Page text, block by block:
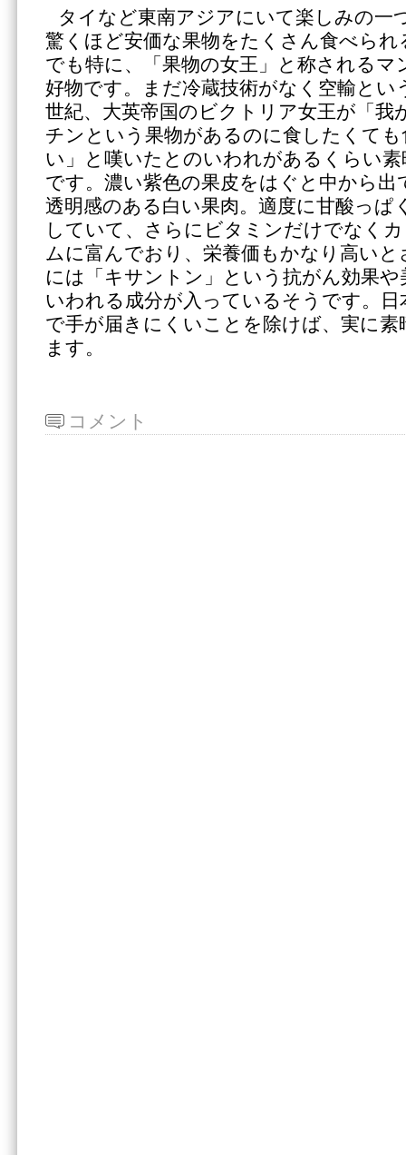
タイなど東南アジアにいて楽しみの一
驚くほど安価な果物をたくさん食べら
でも特に、「果物の女王」と称されるマ
好物です。まだ冷蔵技術がなく空輸とい
世紀、大英帝国のビクトリア女王が「我
チンという果物があるのに食したくて
い」と嘆いたとのいわれがあるくらい
です。濃い紫色の果皮をはぐと中から
透明感のある白い果肉。適度に甘酸っぱ
していて、さらにビタミンだけでなく
ムに富んでおり、栄養価もかなり高い
には「キサントン」という抗がん効果や
いわれる成分が入っているそうです。
で手が届きにくいことを除けば、実に
ます。
コメント